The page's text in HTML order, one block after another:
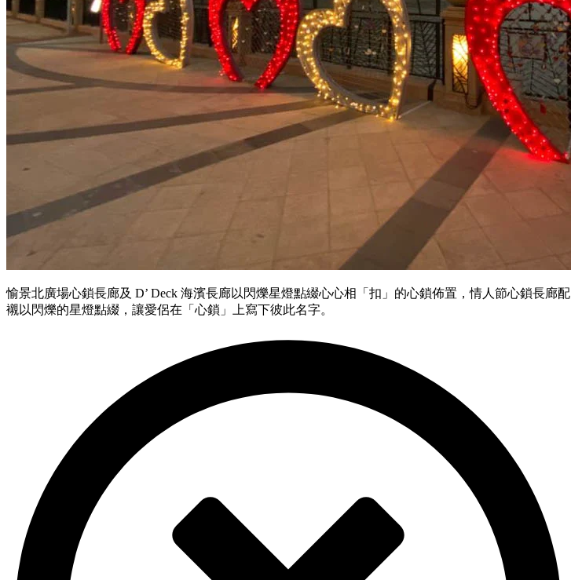
愉景北廣場心鎖長廊及 D’ Deck 海濱長廊以閃爍星燈點綴心心相「扣」的心鎖佈置，情人節心鎖長廊配
襯以閃爍的星燈點綴，讓愛侶在「心鎖」上寫下彼此名字。